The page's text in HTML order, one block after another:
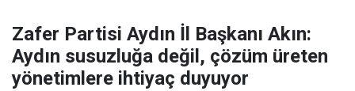
Zafer Partisi Aydın İl Başkanı Akın:
Aydın susuzluğa değil, çözüm üreten
yönetimlere ihtiyaç duyuyor